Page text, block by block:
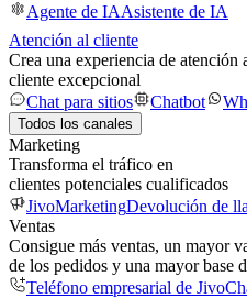
Agente de IAAsistente de IA
Atención al cliente
Crea una experiencia de atención
cliente excepcional
Chat para sitios
Chatbot
Todos los canales
Marketing
Transforma el tráfico en
clientes potenciales cualificados
JivoMarketingDevolución de
Ventas
Consigue más ventas, un mayor
de los pedidos y una mayor base
Teléfono empresarial de